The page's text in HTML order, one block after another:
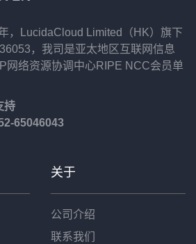
，LucidaCloud Limited（HK）旗下
，我司是亚太地区互联网信息
网络资源协调中心RIPE NCC会员单
持
65046043
关于
公司介绍
联系我们